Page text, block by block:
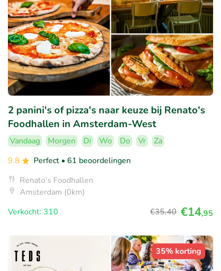
2 panini's of pizza's naar keuze bij Renato's
Foodhallen in Amsterdam-West
Vandaag Morgen Di Wo Do Vr
Za
9.8
Perfect • 61 beoordelingen
Renato's Foodhallen
Amsterdam (0km)
Verkocht: 310
€35,40 €14,95
35% korting